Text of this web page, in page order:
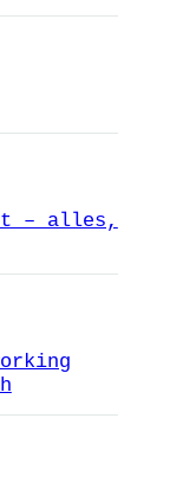
– alles,